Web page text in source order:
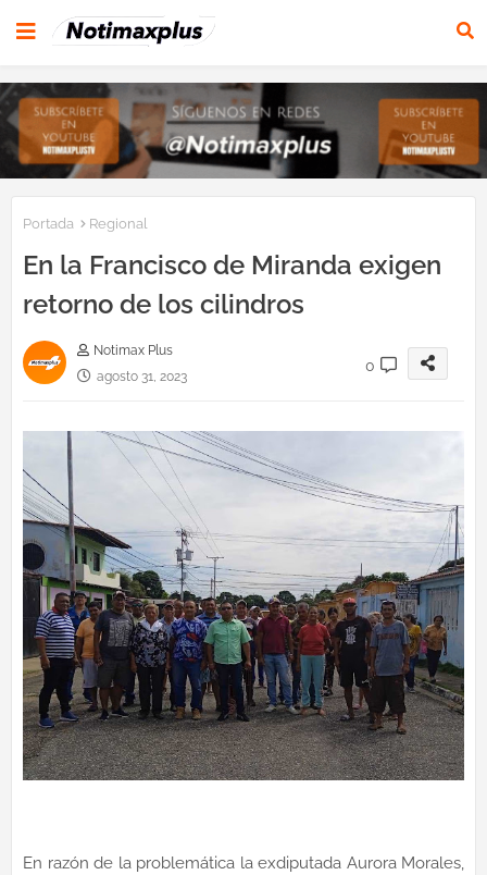
Portada Regional
En la Francisco de Miranda exigen
retorno de los cilindros
Notimax Plus
agosto 31, 2023
0
En razón de la problemática la exdiputada Aurora Morales,